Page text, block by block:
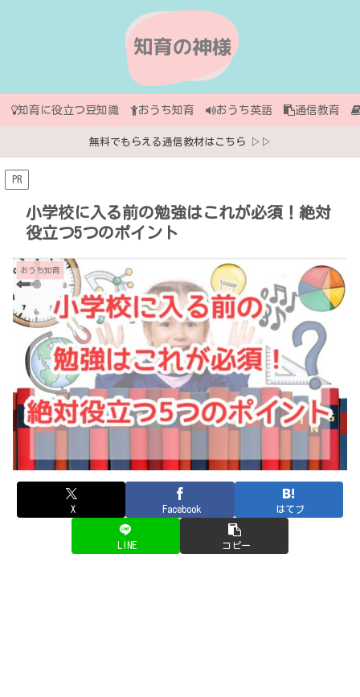
知育に役立つ豆知識 おうち知育 おうち英語 通信教育
無料でもらえる通信教材はこちら ▷▷
PR
小学校に入る前の勉強はこれが必須！絶対
役立つ5つのポイント
おうち知育
X Facebook はてブ
LINE コピー